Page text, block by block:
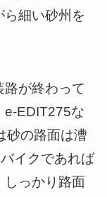
細い砂州を
が終わって
e-EDIT275な
砂の路面は漕
イクであれば
しっかり路面